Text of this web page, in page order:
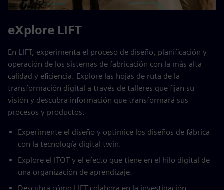
eXplore LIFT
En LIFT, experimenta el proceso de diseño, planificación y
operación de los sistemas de fabricación con la más alta
calidad y eficiencia. Explore las hojas de ruta de la
transformación digital a través de talleres que fijan su
visión y descubra información que transformará sus
procesos y productos.
Experimente el diseño y optimice los diseños de fábrica
con la tecnología digital twin.
Explore el ITOT y el efecto que tiene en el hilo digital de
una organización de aprendizaje.